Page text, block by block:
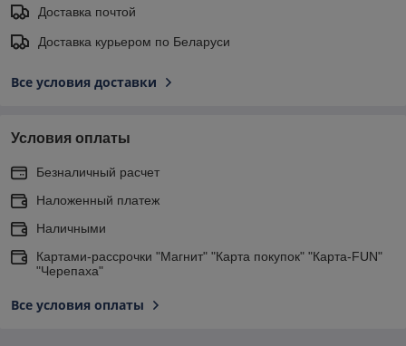
Доставка почтой
Доставка курьером по Беларуси
Все условия доставки
Условия оплаты
Безналичный расчет
Наложенный платеж
Наличными
Картами-рассрочки "Магнит" "Карта покупок" "Карта-FUN"
"Черепаха"
Все условия оплаты